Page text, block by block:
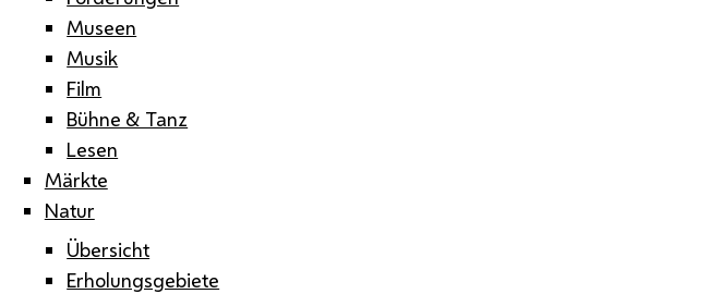
Museen
Musik
Film
Bühne & Tanz
Lesen
Märkte
Natur
Übersicht
Erholungsgebiete